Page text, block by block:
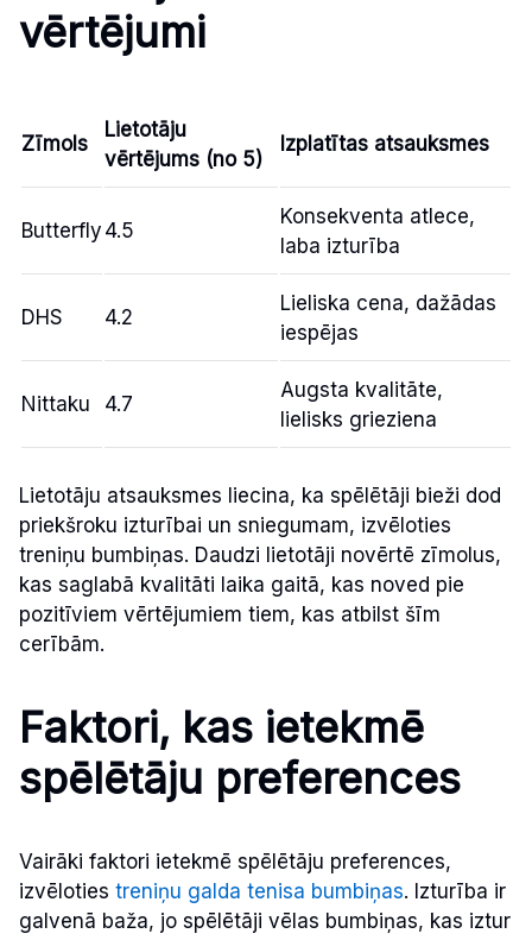
vērtējumi
Zīmols
Lietotāju
vērtējums (no 5)
Izplatītas atsauksmes
Butterfly 4.5
Konsekventa atlece,
laba izturība
DHS 4.2
Lieliska cena, dažādas
iespējas
Nittaku 4.7
Augsta kvalitāte,
lielisks grieziena
Lietotāju atsauksmes liecina, ka spēlētāji bieži dod
priekšroku izturībai un sniegumam, izvēloties
treniņu bumbiņas. Daudzi lietotāji novērtē zīmolus,
kas saglabā kvalitāti laika gaitā, kas noved pie
pozitīviem vērtējumiem tiem, kas atbilst šīm
cerībām.
Faktori, kas ietekmē
spēlētāju preferences
Vairāki faktori ietekmē spēlētāju preferences,
izvēloties treniņu galda tenisa bumbiņas. Izturība ir
galvenā baža, jo spēlētāji vēlas bumbiņas, kas iztur